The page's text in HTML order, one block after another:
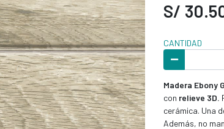
S/
CANTIDAD
Madera Ebony
con relieve 3D.
cerámica. Una
Además, no